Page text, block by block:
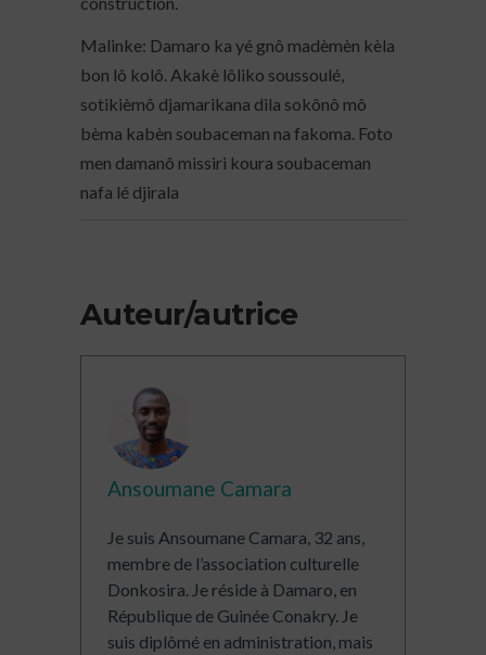
Malinke: Damaro ka yé gnô madèmèn kèla
bon lô kolô. Akakè lôliko soussoulé,
sotikièmô djamarikana dila sokônô mô
bèma kabèn soubaceman na fakoma. Foto
men damanô missiri koura soubaceman
nafa lé djirala
Auteur/autrice
Ansoumane Camara
Je suis Ansoumane Camara, 32 ans,
membre de l’association culturelle
Donkosira. Je réside à Damaro, en
République de Guinée Conakry. Je
suis diplômé en administration, mais